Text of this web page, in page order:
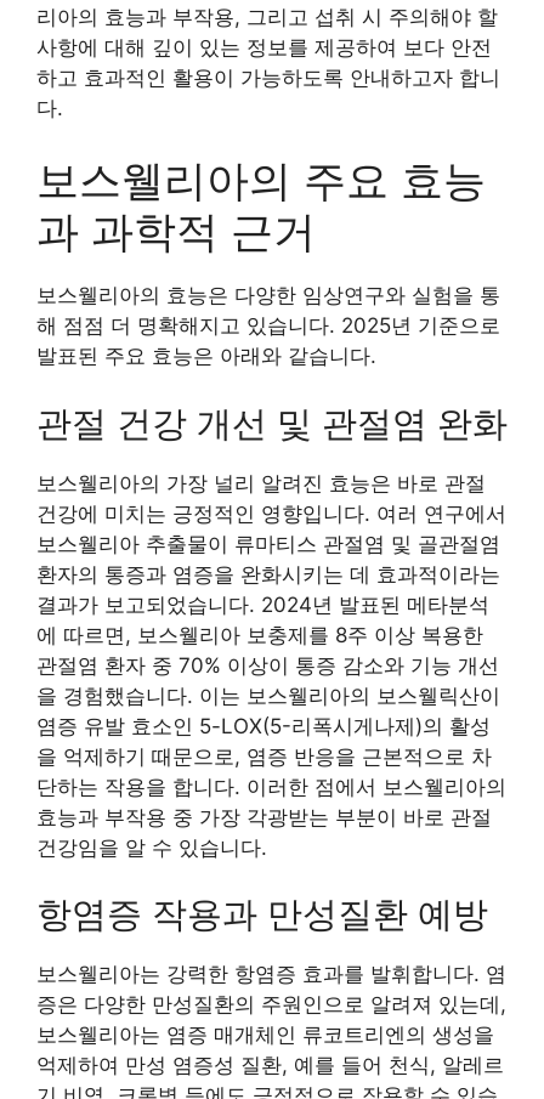
리아의 효능과 부작용, 그리고 섭취 시 주의해야 할
사항에 대해 깊이 있는 정보를 제공하여 보다 안전
하고 효과적인 활용이 가능하도록 안내하고자 합니
다.
보스웰리아의 주요 효능
과 과학적 근거
보스웰리아의 효능은 다양한 임상연구와 실험을 통
해 점점 더 명확해지고 있습니다. 2025년 기준으로
발표된 주요 효능은 아래와 같습니다.
관절 건강 개선 및 관절염 완화
보스웰리아의 가장 널리 알려진 효능은 바로 관절
건강에 미치는 긍정적인 영향입니다. 여러 연구에서
보스웰리아 추출물이 류마티스 관절염 및 골관절염
환자의 통증과 염증을 완화시키는 데 효과적이라는
결과가 보고되었습니다. 2024년 발표된 메타분석
에 따르면, 보스웰리아 보충제를 8주 이상 복용한
관절염 환자 중 70% 이상이 통증 감소와 기능 개선
을 경험했습니다. 이는 보스웰리아의 보스웰릭산이
염증 유발 효소인 5-LOX(5-리폭시게나제)의 활성
을 억제하기 때문으로, 염증 반응을 근본적으로 차
단하는 작용을 합니다. 이러한 점에서 보스웰리아의
효능과 부작용 중 가장 각광받는 부분이 바로 관절
건강임을 알 수 있습니다.
항염증 작용과 만성질환 예방
보스웰리아는 강력한 항염증 효과를 발휘합니다. 염
증은 다양한 만성질환의 주원인으로 알려져 있는데,
보스웰리아는 염증 매개체인 류코트리엔의 생성을
억제하여 만성 염증성 질환, 예를 들어 천식, 알레르